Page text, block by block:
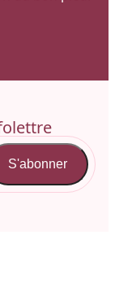
S'abonner